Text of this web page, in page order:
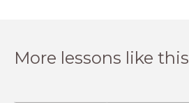
More lessons like this